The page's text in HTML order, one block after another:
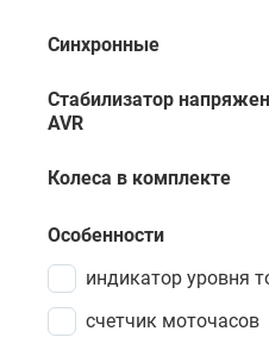
Синхронные
Стабилизатор
AVR
Колеса в комплекте
Особенности
индикатор уровня
счетчик моточасов